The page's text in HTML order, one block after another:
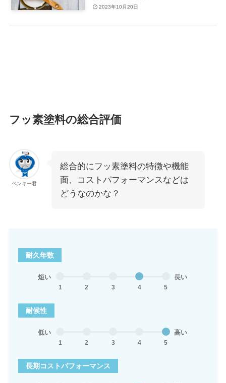
2023年10月20日
フッ素塗料の総合評価
ペンキー君
総合的にフッ素塗料の特徴や機能
面、コストパフォーマンスなどは
どうなのかな？
耐久年数
短い
1 2 3 4 5
長い
耐候性
低い
1 2 3 4 5
高い
長期コストパフォーマンス